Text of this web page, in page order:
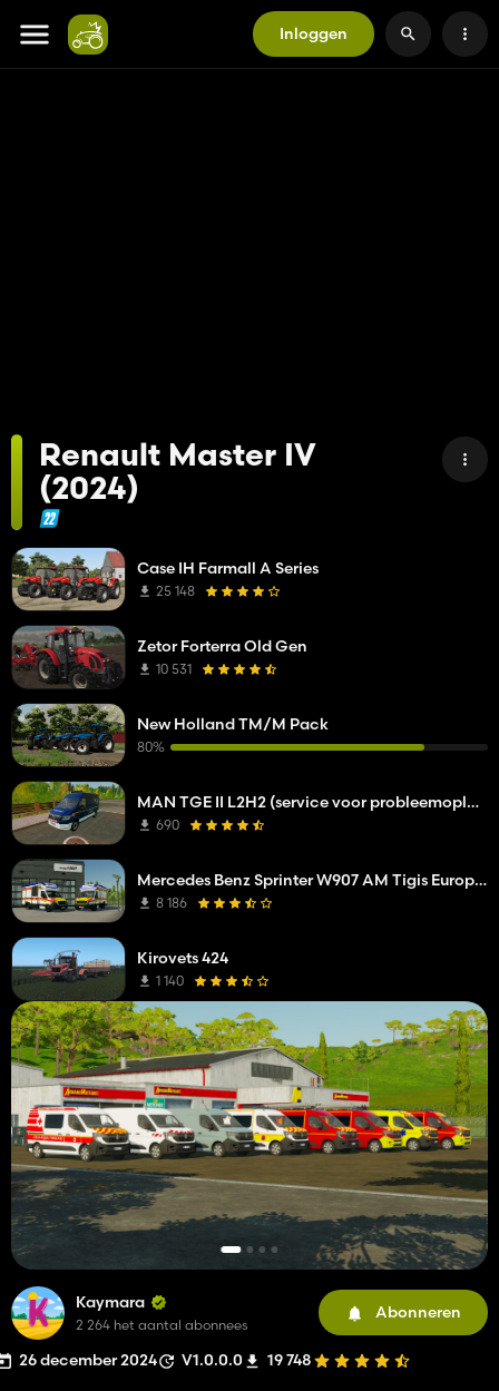
Inloggen
Renault Master IV
(2024)
Kaymara
2 264 het aantal abonnees
Abonneren
26 december 2024 V1.0.0.0 19 748
Case IH Farmall A Series
25 148
Zetor Forterra Old Gen
10 531
New Holland TM/M Pack
80%
MAN TGE II L2H2 (service voor probleemoplossing van netwerkbedrijven)
690
Mercedes Benz Sprinter W907 AM Tigis Europa RTW
8 186
Kirovets 424
1 140